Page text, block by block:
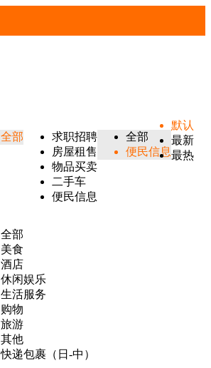
全部
求职招聘
房屋租售
物品买卖
二手车
便民信息
全部
便民信息
全部
美食
酒店
休闲娱乐
生活服务
购物
旅游
其他
快递包裹（日-中）
默认
最新
最热